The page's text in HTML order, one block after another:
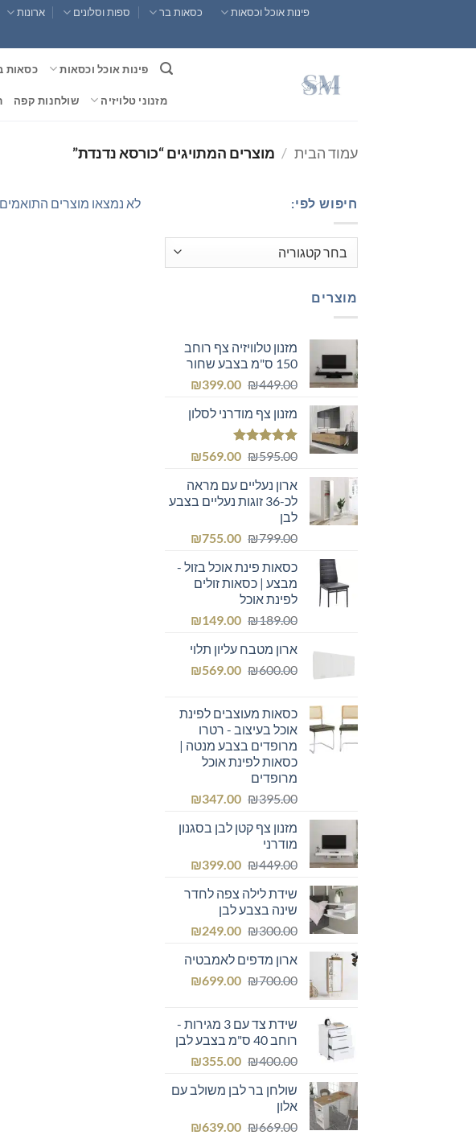
content
פינות אוכל וכסאות כסאות בר ספות וסלונים ארונות
פינות אוכל וכסאות כסאות
מזנוני טלויזיה שולחנות קפה
עמוד הבית / מוצרים המתויגים “כורסא נדנדת”
חיפוש לפי:
מוצרים
מזנון טלוויזיה צף רוחב
150 ס"מ בצבע שחור
₪449.00
המחיר
היה:
₪449.00.
₪399.00
המחיר
הוא:מזנון צף מודרני לסלון
דורג5.00
₪595.00
המחיר
היה:
₪595.00.
₪569.00
המחיר
הוא:
₪569.00.
ארון נעליים עם מראה
לכ-36 זוגות נעליים בצבע
לבן
₪799.00
המחיר
היה:
₪799.00.
₪755.00
המחיר
הוא:
כסאות פינת אוכל בזול -
מבצע | כסאות זולים
לפינת אוכל
₪189.00
המחיר
היה:
₪189.00.
₪149.00
המחיר
הוא:
₪149.00.
ארון מטבח עליון תלוי
₪600.00
המחיר
₪600.00.
₪569.00
המחיר
₪569.00.כסאות מעוצבים לפינת
אוכל בעיצוב - רטרו
מרופדים בצבע מנטה |
כסאות לפינת אוכל
מרופדים
₪395.00
המחיר
היה:
₪347.00
המחיר
הוא:
מזנון צף קטן לבן בסגנון
מודרני
₪449.00
המחיר
היה:
₪449.00.
₪399.00
המחיר
הוא:שידת לילה צפה לחדר
שינה בצבע לבן
₪300.00
המחיר
היה:
₪300.00.
₪249.00
המחיר
הוא:
₪249.00.
ארון מדפים לאמבטיה
₪700.00
המחיר
₪700.00.
₪699.00
המחיר
₪699.00.שידת צד עם 3 מגירות -
רוחב 40 ס"מ בצבע לבן
₪400.00
המחיר
היה:
₪355.00
המחיר
הוא:
שולחן בר לבן משולב עם
אלון
₪669.00
המחיר ₪639.00
המחיר
לא נמצאו מוצרים